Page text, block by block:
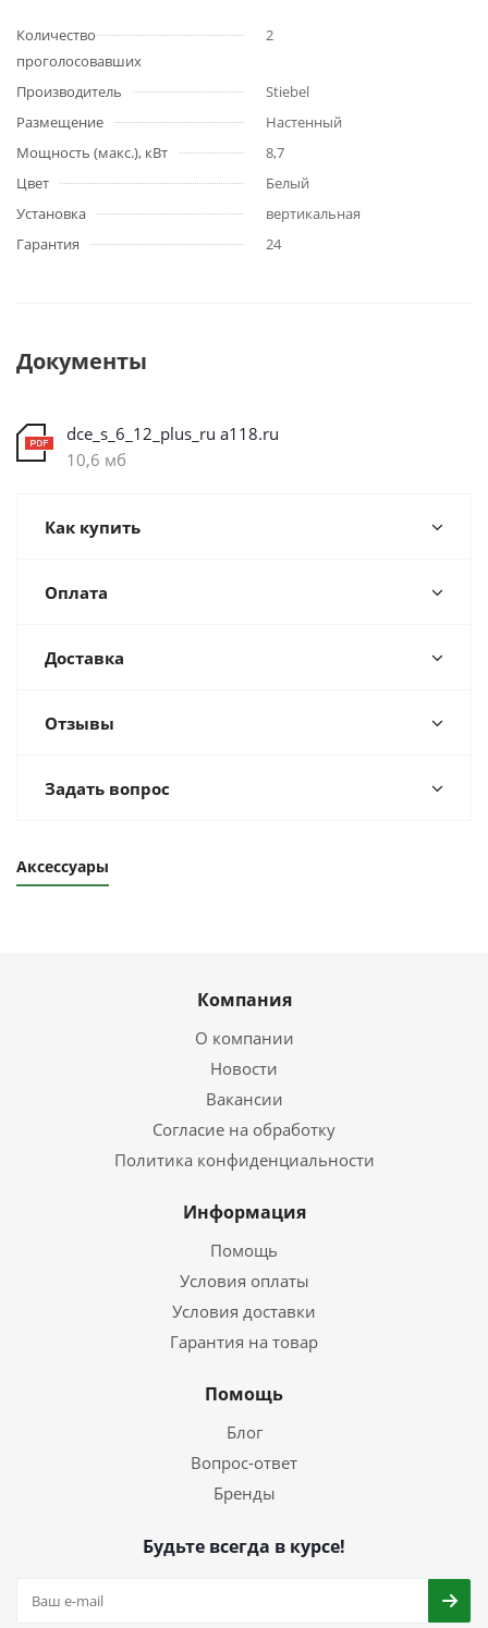
Количество
проголосовавших
2
Производитель
Stiebel
Размещение
Настенный
Мощность (макс.), кВт
8,7
Цвет
Белый
Установка
вертикальная
Гарантия
24
Документы
dce_s_6_12_plus_ru a118.ru
10,6 мб
Как купить
Оплата
Доставка
Отзывы
Задать вопрос
Аксессуары
Компания
О компании
Новости
Вакансии
Согласие на обработку
Политика конфиденциальности
Информация
Помощь
Условия оплаты
Условия доставки
Гарантия на товар
Помощь
Блог
Вопрос-ответ
Бренды
Будьте всегда в курсе!